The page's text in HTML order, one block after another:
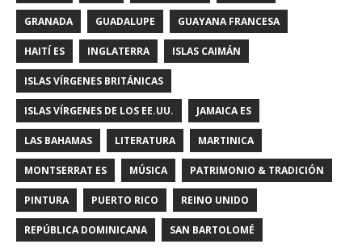
GRANADA GUADALUPE GUAYANA FRANCESA
HAITÍ ES INGLATERRA ISLAS CAIMÁN
ISLAS VÍRGENES BRITÁNICAS
ISLAS VÍRGENES DE LOS EE.UU. JAMAICA ES
LAS BAHAMAS LITERATURA MARTINICA
MONTSERRAT ES MÚSICA PATRIMONIO & TRADICIÓN
PINTURA PUERTO RICO REINO UNIDO
REPÚBLICA DOMINICANA SAN BARTOLOMÉ